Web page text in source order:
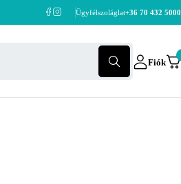
Ügyfélszoláglat+36 70 432 5000
Fiók